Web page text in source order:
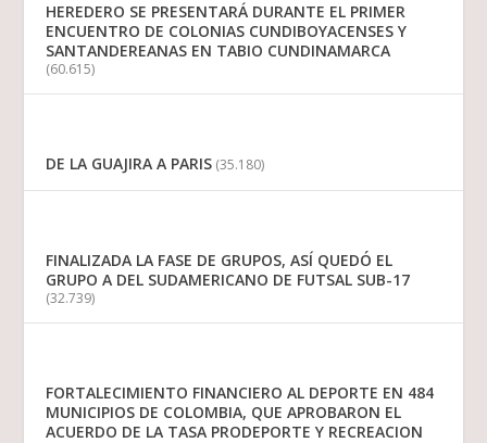
HEREDERO SE PRESENTARÁ DURANTE EL PRIMER
ENCUENTRO DE COLONIAS CUNDIBOYACENSES Y
SANTANDEREANAS EN TABIO CUNDINAMARCA
(60.615)
DE LA GUAJIRA A PARIS (35.180)
FINALIZADA LA FASE DE GRUPOS, ASÍ QUEDÓ EL
GRUPO A DEL SUDAMERICANO DE FUTSAL SUB-17
(32.739)
FORTALECIMIENTO FINANCIERO AL DEPORTE EN 484
MUNICIPIOS DE COLOMBIA, QUE APROBARON EL
ACUERDO DE LA TASA PRODEPORTE Y RECREACION